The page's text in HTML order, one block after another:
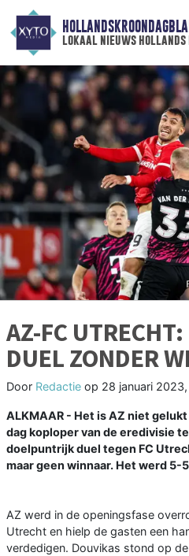
lokaal nieuws hollands
AZ-FC
DUEL ZONDER
Door Redactie op 28 januari
ALKMAAR - Het is AZ niet
dag koploper van de eredivisie
doelpuntrijk duel tegen FC
maar geen winnaar. Het werd 5-
AZ werd in de openingsfase
Utrecht en hielp de gasten een
verdedigen. Douvikas stond op